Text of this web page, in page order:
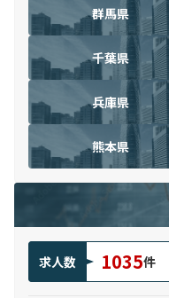
群馬県
千葉県
兵庫県
熊本県
求人数 1035件